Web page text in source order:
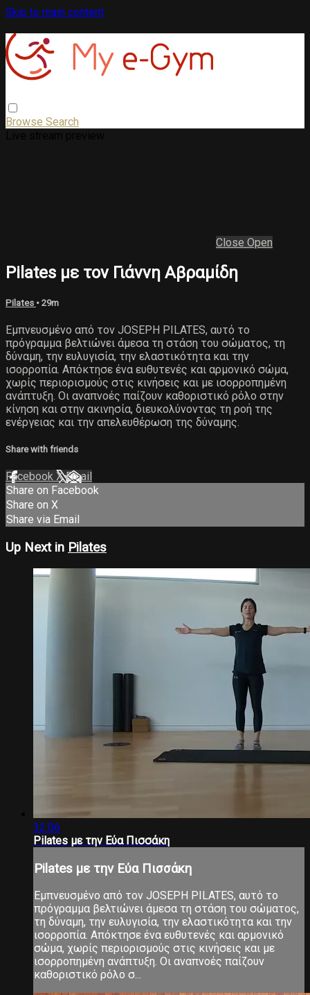
Skip to main content
Browse Search
Close Open
Pilates με τον Γιάννη Αβραμίδη
Pilates • 29m
Εμπνευσμένο από τον JOSEPH PILATES, αυτό το
πρόγραμμα βελτιώνει άμεσα τη στάση του σώματος, τη
δύναμη, την ευλυγισία, την ελαστικότητα και την
ισορροπία. Απόκτησε ένα ευθυτενές και αρμονικό σώμα,
χωρίς περιορισμούς στις κινήσεις και με ισορροπημένη
ανάπτυξη. Οι αναπνοές παίζουν καθοριστικό ρόλο στην
κίνηση και στην ακινησία, διευκολύνοντας τη ροή της
ενέργειας και την απελευθέρωση της δύναμης.
Share with friends
Facebook XEmail
Share on Facebook
Share on X
Share via Email
Up Next in Pilates
32:06
Pilates με την Εύα Πισσάκη
Pilates με την Εύα Πισσάκη
Εμπνευσμένο από τον JOSEPH PILATES, αυτό το
πρόγραμμα βελτιώνει άμεσα τη στάση του σώματος,
τη δύναμη, την ευλυγισία, την ελαστικότητα και την
ισορροπία. Απόκτησε ένα ευθυτενές και αρμονικό
σώμα, χωρίς περιορισμούς στις κινήσεις και με
ισορροπημένη ανάπτυξη. Οι αναπνοές παίζουν
καθοριστικό ρόλο σ...